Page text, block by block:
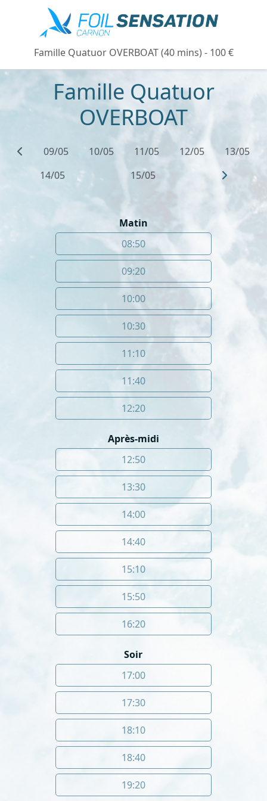
Famille Quatuor OVERBOAT (40 mins) - 100 €
Famille Quatuor
OVERBOAT
09/05 10/05 11/05 12/05
13/05
14/05
15/05
Matin
08:50
09:20
10:00
10:30
11:10
11:40
12:20
Après-midi
12:50
13:30
14:00
14:40
15:10
15:50
16:20
Soir
17:00
17:30
18:10
18:40
19:20